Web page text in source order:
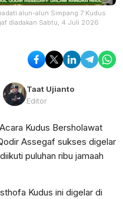
alun-alun Simpang 7 Kudus
diadakan Sabtu, 4 Juli 2026
Taat Ujianto
Editor
Acara Kudus Bersholawat
Assegaf sukses digelar
puluhan ribu jamaah
Kudus ini digelar di